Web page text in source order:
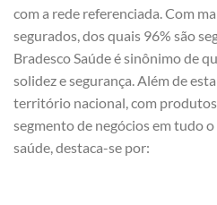
com a rede referenciada. Com
segurados, dos quais 96% são
Bradesco Saúde é sinônimo de
solidez e segurança. Além de
território nacional, com
segmento de negócios em tudo
saúde, destaca-se por: